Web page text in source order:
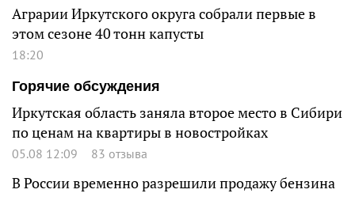
Аграрии Иркутского округа собрали первые в
этом сезоне 40 тонн капусты
18:20
Горячие обсуждения
Иркутская область заняла второе место в Сибири
по ценам на квартиры в новостройках
05.08 12:09 83 отзыва
В России временно разрешили продажу бензина